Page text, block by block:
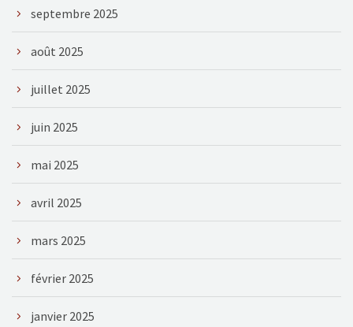
septembre 2025
août 2025
juillet 2025
juin 2025
mai 2025
avril 2025
mars 2025
février 2025
janvier 2025